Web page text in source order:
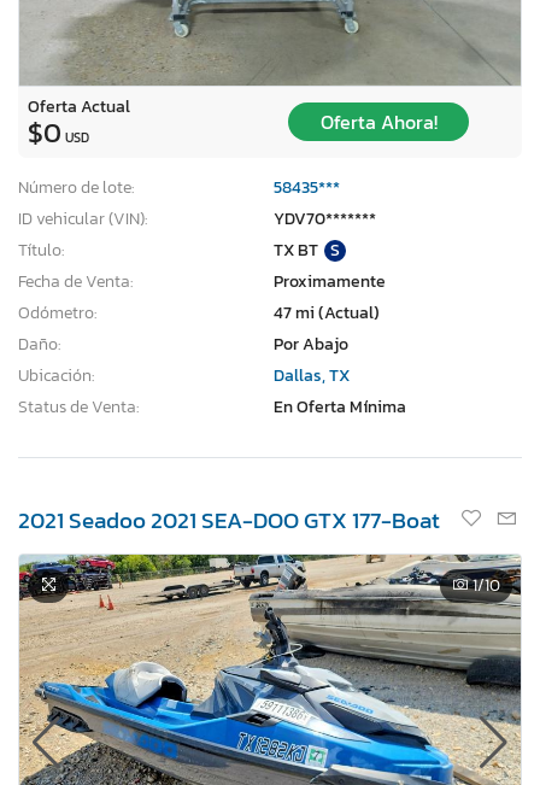
Oferta Actual
$0 USD
Oferta Ahora!
Número de lote:
58435***
ID vehicular (VIN):
YDV70*******
Título:
TX BT S
Fecha de Venta:
Proximamente
Odómetro:
47 mi (Actual)
Daño:
Por Abajo
Ubicación:
Dallas, TX
Status de Venta:
En Oferta Mínima
2021 Seadoo 2021 SEA-DOO GTX 177-Boat
1/10